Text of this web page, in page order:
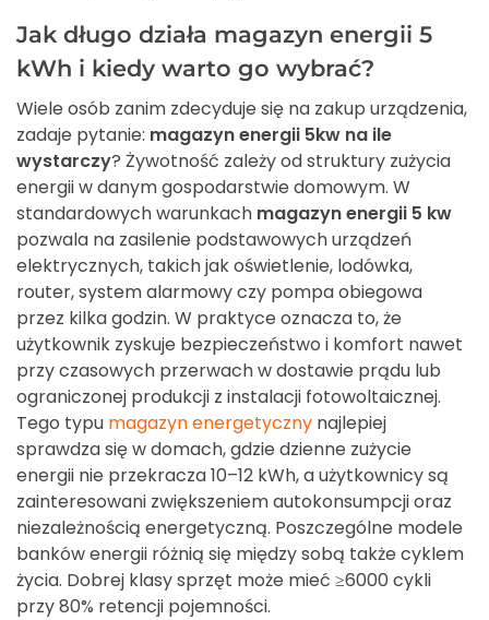
Jak długo działa magazyn energii 5
kWh i kiedy warto go wybrać?
Wiele osób zanim zdecyduje się na zakup urządzenia,
zadaje pytanie: magazyn energii 5kw na ile
wystarczy? Żywotność zależy od struktury zużycia
energii w danym gospodarstwie domowym. W
standardowych warunkach magazyn energii 5 kw
pozwala na zasilenie podstawowych urządzeń
elektrycznych, takich jak oświetlenie, lodówka,
router, system alarmowy czy pompa obiegowa
przez kilka godzin. W praktyce oznacza to, że
użytkownik zyskuje bezpieczeństwo i komfort nawet
przy czasowych przerwach w dostawie prądu lub
ograniczonej produkcji z instalacji fotowoltaicznej.
Tego typu magazyn energetyczny najlepiej
sprawdza się w domach, gdzie dzienne zużycie
energii nie przekracza 10–12 kWh, a użytkownicy są
zainteresowani zwiększeniem autokonsumpcji oraz
niezależnością energetyczną. Poszczególne modele
banków energii różnią się między sobą także cyklem
życia. Dobrej klasy sprzęt może mieć ≥6000 cykli
przy 80% retencji pojemności.